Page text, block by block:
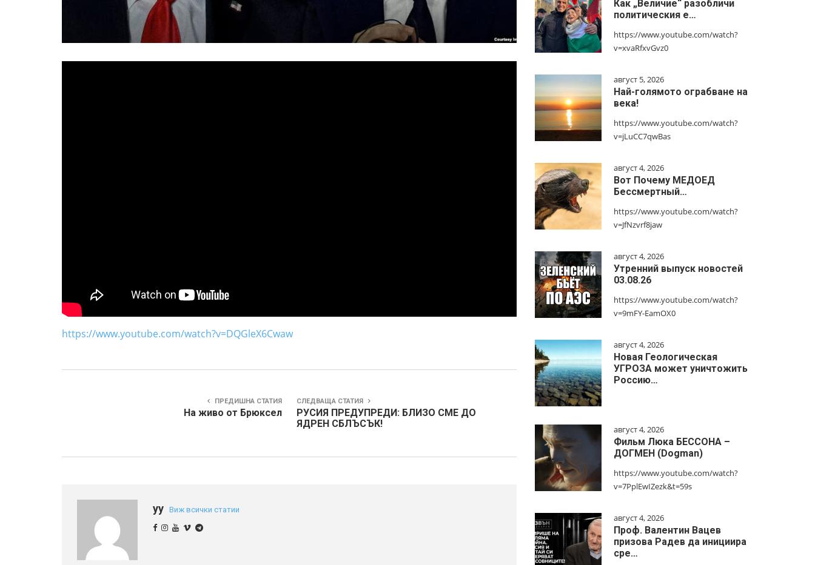
https://www.youtube.com/watch?v=DQGleX6Cwaw
ПРЕДИШНА СТАТИЯ
На живо от Брюксел
СЛЕДВАЩА СТАТИЯ
РУСИЯ ПРЕДУПРЕДИ: БЛИЗО СМЕ ДО
ЯДРЕН СБЛЪСЪК!
yy Виж всички статии
Как „Величие“ разобличи
политическия е…
https://www.youtube.com/watch?
v=xvaRfxvGvz0
август 5, 2026
Най-голямото ограбване на
века!
https://www.youtube.com/watch?
v=jLuCC7qwBas
август 4, 2026
Вот Почему МЕДОЕД
Бессмертный…
https://www.youtube.com/watch?
v=JfNzvrf8jaw
август 4, 2026
Утренний выпуск новостей
03.08.26
https://www.youtube.com/watch?
v=9mFY-EamOX0
август 4, 2026
Новая Геологическая
УГРОЗА может уничтожить
Россию…
август 4, 2026
Фильм Люка БЕССОНА –
ДОГМЕН (Dogman)
https://www.youtube.com/watch?
v=7PplEwIZezk&t=59s
август 4, 2026
Проф. Валентин Вацев
призова Радев да инициира
сре…